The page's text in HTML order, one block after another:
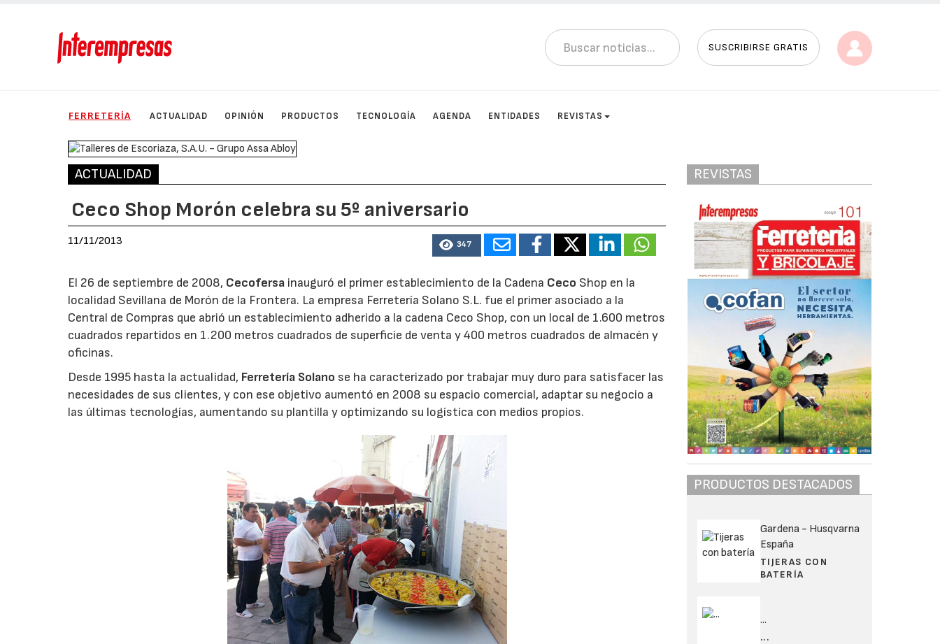
SUSCRIBIRSE GRATIS
FERRETERÍA ACTUALIDAD OPINIÓN PRODUCTOS TECNOLOGÍA AGENDA ENTIDADES REVISTAS
ACTUALIDAD
Ceco Shop Morón celebra su 5º aniversario
11/11/2013 347
El 26 de septiembre de 2008, Cecofersa inauguró el primer establecimiento de la Cadena Ceco Shop en la
localidad Sevillana de Morón de la Frontera. La empresa Ferretería Solano S.L. fue el primer asociado a la
Central de Compras que abrió un establecimiento adherido a la cadena Ceco Shop, con un local de 1.600 metros
cuadrados repartidos en 1.200 metros cuadrados de superficie de venta y 400 metros cuadrados de almacén y
oficinas.
Desde 1995 hasta la actualidad, Ferretería Solano se ha caracterizado por trabajar muy duro para satisfacer las
necesidades de sus clientes, y con ese objetivo aumentó en 2008 su espacio comercial, adaptar su negocio a
las últimas tecnologías, aumentando su plantilla y optimizando su logística con medios propios.
REVISTAS
PRODUCTOS DESTACADOS
Gardena - Husqvarna
España
TIJERAS CON
BATERÍA
...
...